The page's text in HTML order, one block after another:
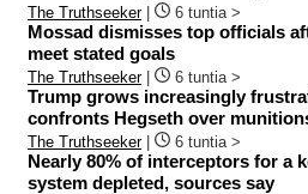
The Truthseeker| 6 tuntia >
Mossad dismisses top officials
meet stated goals
The Truthseeker| 6 tuntia >
Trump grows increasingly
confronts Hegseth over
The Truthseeker| 6 tuntia >
Nearly 80% of interceptors for a
system depleted, sources say